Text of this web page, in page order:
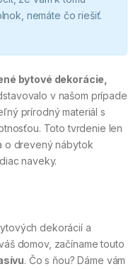
nemáte čo riešiť.
bytové dekorácie,
v našom prípade
prírodný materiál s
Toto tvrdenie len
o drevený nábytok
naveky.
dekorácií a
domov, začíname touto
. Čo s ňou? Dáme vám